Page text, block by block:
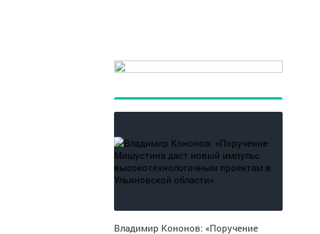
Владимир Кононов: «Поручение